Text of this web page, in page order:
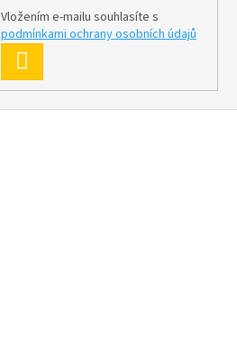
Vložením e-mailu souhlasíte s
podmínkami ochrany osobních údajů
SE